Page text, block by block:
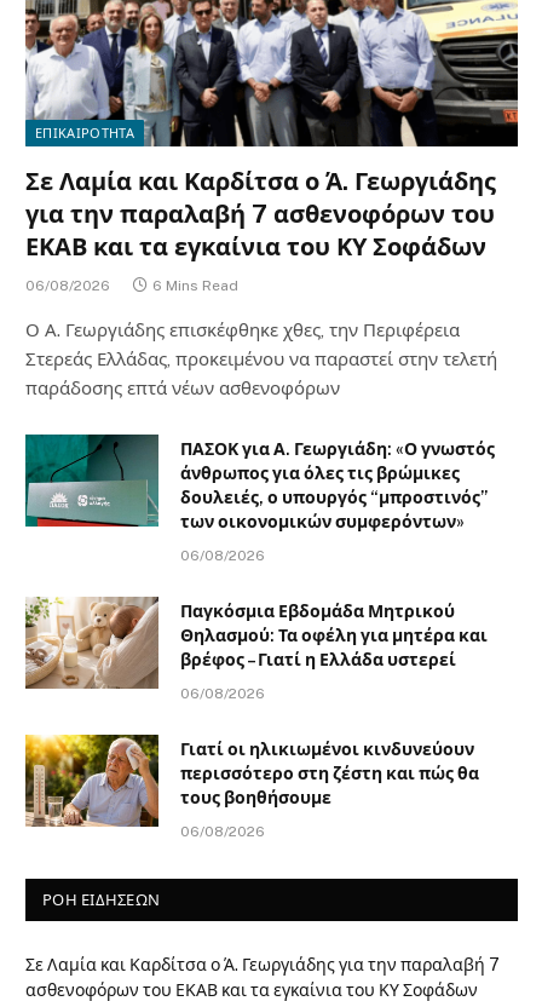
ΕΠΙΚΑΙΡΟΤΗΤΑ
Σε Λαμία και Καρδίτσα ο Ά. Γεωργιάδης
για την παραλαβή 7 ασθενοφόρων του
ΕΚΑΒ και τα εγκαίνια του ΚΥ Σοφάδων
06/08/2026 6 Mins Read
Ο Α. Γεωργιάδης επισκέφθηκε χθες, την Περιφέρεια
Στερεάς Ελλάδας, προκειμένου να παραστεί στην τελετή
παράδοσης επτά νέων ασθενοφόρων
ΠΑΣΟΚ για Α. Γεωργιάδη: «Ο γνωστός
άνθρωπος για όλες τις βρώμικες
δουλειές, ο υπουργός “μπροστινός”
των οικονομικών συμφερόντων»
06/08/2026
Παγκόσμια Εβδομάδα Μητρικού
Θηλασμού: Τα οφέλη για μητέρα και
βρέφος – Γιατί η Ελλάδα υστερεί
06/08/2026
Γιατί οι ηλικιωμένοι κινδυνεύουν
περισσότερο στη ζέστη και πώς θα
τους βοηθήσουμε
06/08/2026
ΡΟΗ ΕΙΔΗΣΕΩΝ
Σε Λαμία και Καρδίτσα ο Ά. Γεωργιάδης για την παραλαβή 7
ασθενοφόρων του ΕΚΑΒ και τα εγκαίνια του ΚΥ Σοφάδων